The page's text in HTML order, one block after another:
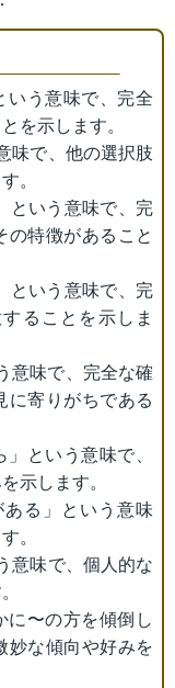
いう意味で、完全
を示します。
味で、他の選択肢
。
という意味で、完
特徴があること
という意味で、完
ることを示しま
意味で、完全な確
に寄りがちである
という意味で、
示します。
ある」という意味
。
意味で、個人的な
に〜の方を傾倒し
妙な傾向や好みを